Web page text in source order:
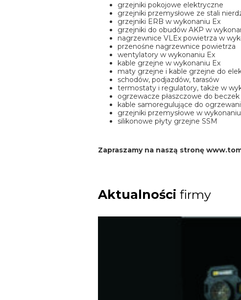
grzejniki pokojowe elektryczne
grzejniki przemysłowe ze stali
grzejniki ERB w wykonaniu Ex
grzejniki do obudów AKP w
nagrzewnice VLEx powietrza w
przenośne nagrzewnice powietrza
wentylatory w wykonaniu Ex
kable grzejne w wykonaniu Ex
maty grzejne i kable grzejne do
schodów, podjazdów, tarasów
termostaty i regulatory, także w
ogrzewacze płaszczowe do
kable samoregulujące do
grzejniki przemysłowe w
silikonowe płyty grzejne SSM
Zapraszamy na naszą stronę
Aktualności firmy